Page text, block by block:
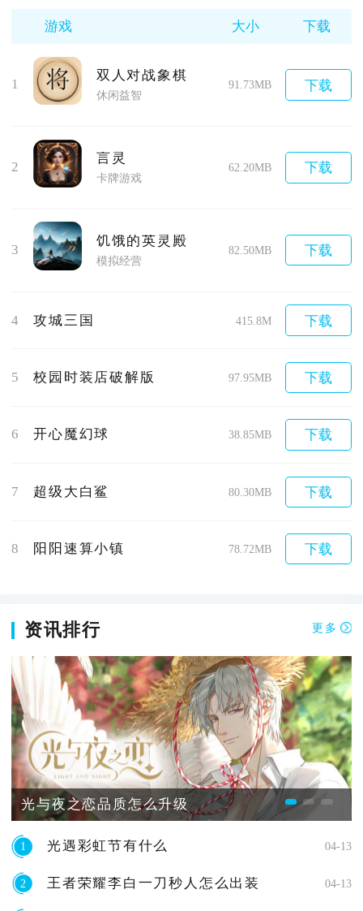
游戏 大小 下载
1
双人对战象棋
休闲益智
91.73MB 下载
2
言灵
卡牌游戏
62.20MB 下载
3
饥饿的英灵殿
模拟经营
82.50MB 下载
4 攻城三国 415.8M 下载
5 校园时装店破解版 97.95MB 下载
6 开心魔幻球 38.85MB 下载
7 超级大白鲨 80.30MB 下载
8 阳阳速算小镇 78.72MB 下载
资讯排行 更多
光与夜之恋品质怎么升级
1 光遇彩虹节有什么 04-13
2 王者荣耀李白一刀秒人怎么出装 04-13